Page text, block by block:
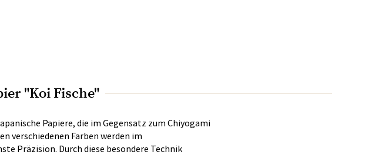
"Koi Fische"
Papiere, die im Gegensatz zum Chiyogami
verschiedenen Farben werden im
Präzision. Durch diese besondere Technik